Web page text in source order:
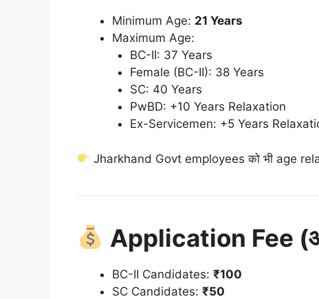
Minimum Age: 21 Years
Maximum Age:
BC-II: 37 Years
Female (BC-II): 38 Years
SC: 40 Years
PwBD: +10 Years Relaxation
Ex-Servicemen: +5 Years
Jharkhand Govt employees को भी age
Application Fee
BC-II Candidates: ₹100
SC Candidates: ₹50